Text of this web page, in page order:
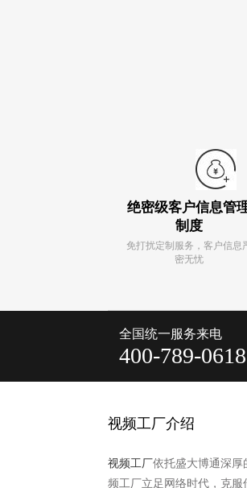
绝密级客户信息管
制度
免打扰定制服务，客户信息
密无忧
全国统一服务来电
400-789-0618
视频工厂介绍
视频工厂依托盛大博通深
频工厂立足网络时代，克服